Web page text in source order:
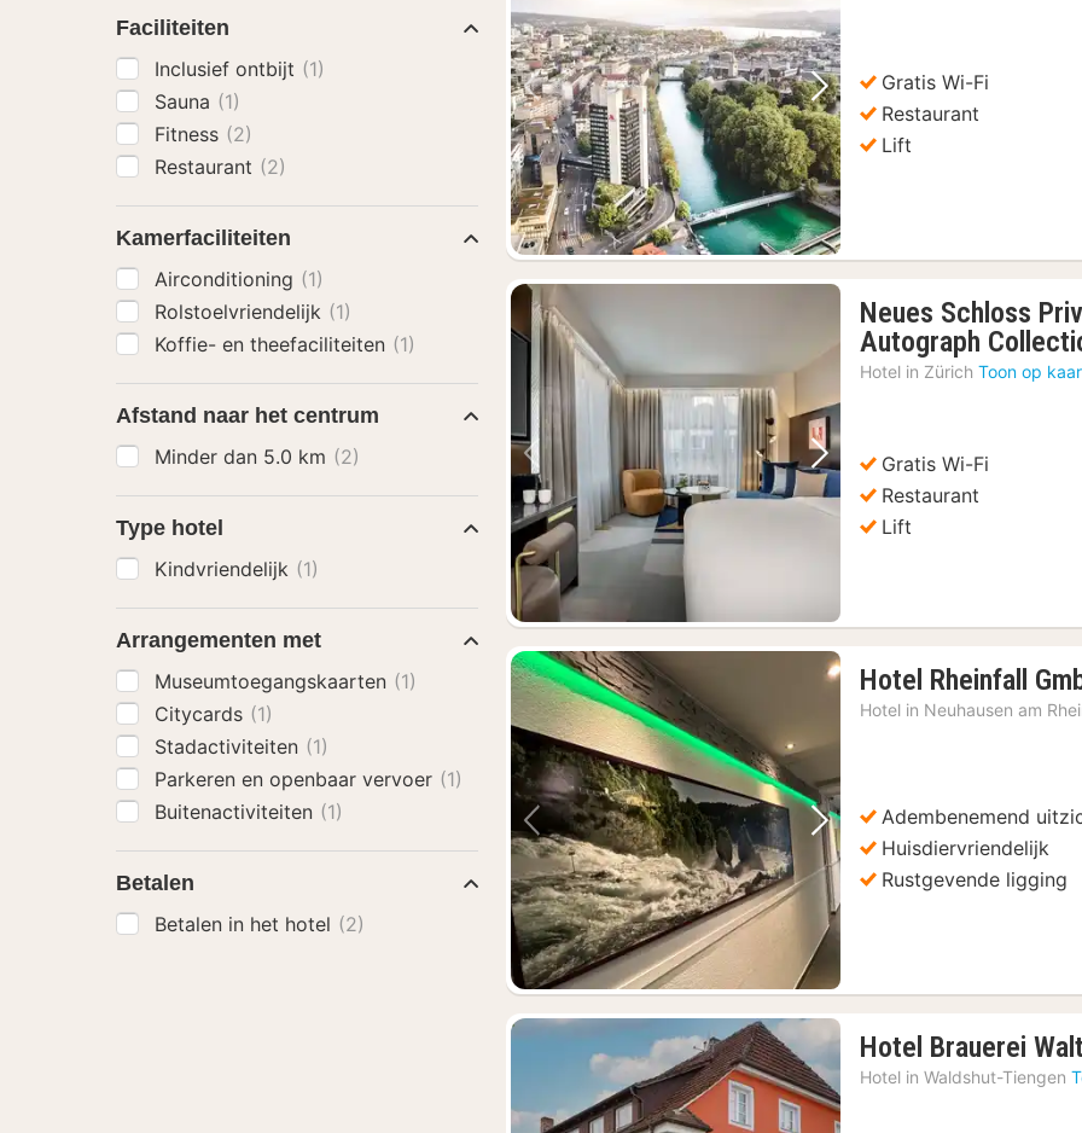
Vorige foto Volgende foto
Gratis Wi-Fi
Restaurant
Lift
Vorige foto Volgende foto
Neues Schloss
Autograph
Hotel in Zürich Toon op
Gratis Wi-Fi
Restaurant
Lift
Vorige foto Volgende foto
Hotel Rheinfall
Hotel in Neuhausen am
Adembenemend
Huisdiervriendelijk
Rustgevende ligging
Hotel Brauerei
Hotel in Waldshut-Tiengen
Faciliteiten
Inclusief ontbijt (1)
Sauna (1)
Fitness (2)
Restaurant (2)
Kamerfaciliteiten
Airconditioning (1)
Rolstoelvriendelijk (1)
Koffie- en theefaciliteiten (1)
Afstand naar het centrum
Minder dan 5.0 km (2)
Type hotel
Kindvriendelijk (1)
Arrangementen met
Museumtoegangskaarten (1)
Citycards (1)
Stadactiviteiten (1)
Parkeren en openbaar vervoer (1)
Buitenactiviteiten (1)
Betalen
Betalen in het hotel (2)